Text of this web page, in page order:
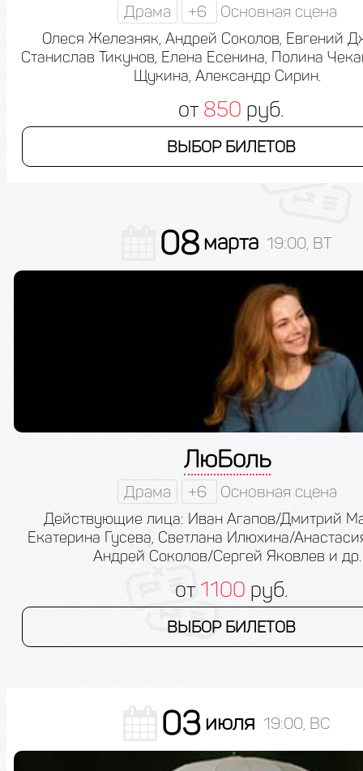
Драма +6 Основная сцена
Олеся Железняк, Андрей Соколов, Евгений
Станислав Тикунов, Елена Есенина, Полина
Щукина, Александр Сирин.
от 850 руб.
ВЫБОР БИЛЕТОВ
08марта 19:00, ВТ
ЛюБоль
Драма +6 Основная сцена
Действующие лица: Иван Агапов/Дмитрий
Екатерина Гусева, Светлана Илюхина/
Андрей Соколов/Сергей Яковлев и др.
от 1100 руб.
ВЫБОР БИЛЕТОВ
03июля 19:00, ВС